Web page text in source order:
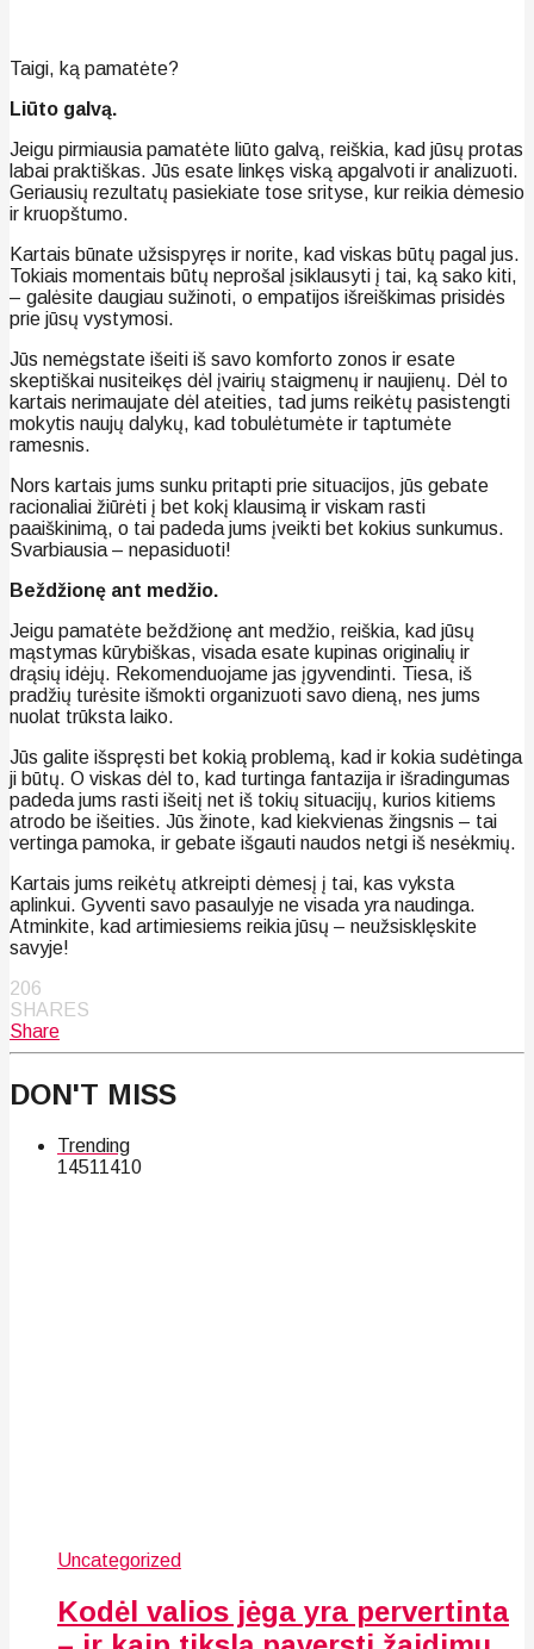
Taigi, ką pamatėte?
Liūto galvą.
Jeigu pirmiausia pamatėte liūto galvą, reiškia, kad jūsų protas
labai praktiškas. Jūs esate linkęs viską apgalvoti ir analizuoti.
Geriausių rezultatų pasiekiate tose srityse, kur reikia dėmesio
ir kruopštumo.
Kartais būnate užsispyręs ir norite, kad viskas būtų pagal jus.
Tokiais momentais būtų neprošal įsiklausyti į tai, ką sako kiti,
– galėsite daugiau sužinoti, o empatijos išreiškimas prisidės
prie jūsų vystymosi.
Jūs nemėgstate išeiti iš savo komforto zonos ir esate
skeptiškai nusiteikęs dėl įvairių staigmenų ir naujienų. Dėl to
kartais nerimaujate dėl ateities, tad jums reikėtų pasistengti
mokytis naujų dalykų, kad tobulėtumėte ir taptumėte
ramesnis.
Nors kartais jums sunku pritapti prie situacijos, jūs gebate
racionaliai žiūrėti į bet kokį klausimą ir viskam rasti
paaiškinimą, o tai padeda jums įveikti bet kokius sunkumus.
Svarbiausia – nepasiduoti!
Beždžionę ant medžio.
Jeigu pamatėte beždžionę ant medžio, reiškia, kad jūsų
mąstymas kūrybiškas, visada esate kupinas originalių ir
drąsių idėjų. Rekomenduojame jas įgyvendinti. Tiesa, iš
pradžių turėsite išmokti organizuoti savo dieną, nes jums
nuolat trūksta laiko.
Jūs galite išspręsti bet kokią problemą, kad ir kokia sudėtinga
ji būtų. O viskas dėl to, kad turtinga fantazija ir išradingumas
padeda jums rasti išeitį net iš tokių situacijų, kurios kitiems
atrodo be išeities. Jūs žinote, kad kiekvienas žingsnis – tai
vertinga pamoka, ir gebate išgauti naudos netgi iš nesėkmių.
Kartais jums reikėtų atkreipti dėmesį į tai, kas vyksta
aplinkui. Gyventi savo pasaulyje ne visada yra naudinga.
Atminkite, kad artimiesiems reikia jūsų – neužsisklęskite
savyje!
206
SHARES
Share
DON'T MISS
Trending
14511410
Uncategorized
Kodėl valios jėga yra pervertinta